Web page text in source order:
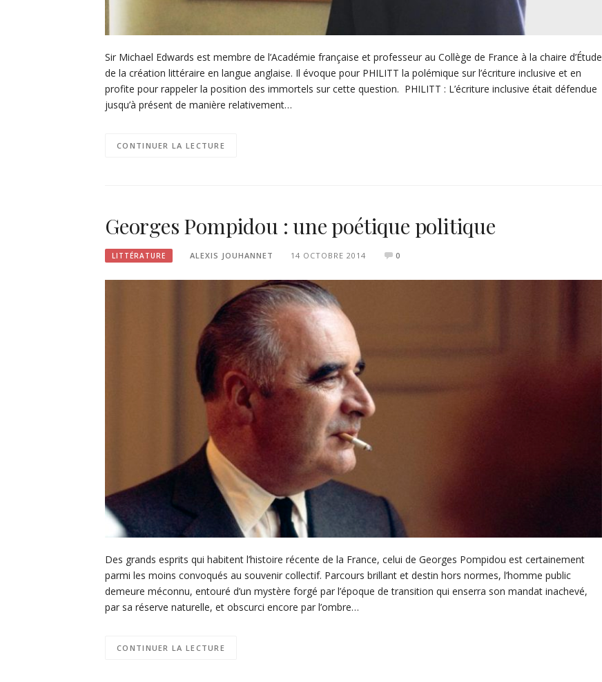
Sir Michael Edwards est membre de l’Académie française et professeur au Collège de France à la chaire d’Étude
de la création littéraire en langue anglaise. Il évoque pour PHILITT la polémique sur l’écriture inclusive et en
profite pour rappeler la position des immortels sur cette question. PHILITT : L’écriture inclusive était défendue
jusqu’à présent de manière relativement…
CONTINUER LA LECTURE
Georges Pompidou : une poétique politique
LITTÉRATURE ALEXIS JOUHANNET 14 OCTOBRE 2014 0
Des grands esprits qui habitent l’histoire récente de la France, celui de Georges Pompidou est certainement
parmi les moins convoqués au souvenir collectif. Parcours brillant et destin hors normes, l’homme public
demeure méconnu, entouré d’un mystère forgé par l’époque de transition qui enserra son mandat inachevé,
par sa réserve naturelle, et obscurci encore par l’ombre…
CONTINUER LA LECTURE